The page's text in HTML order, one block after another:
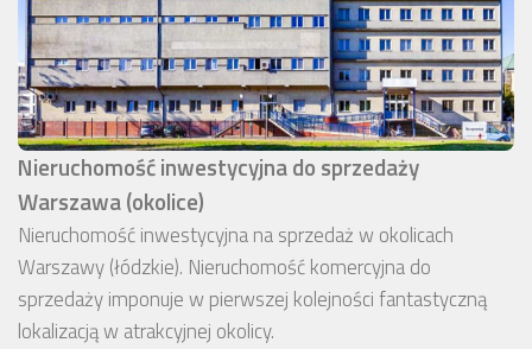
Nieruchomość inwestycyjna do sprzedaży
Warszawa (okolice)
Nieruchomość inwestycyjna na sprzedaż w okolicach
Warszawy (łódzkie). Nieruchomość komercyjna do
sprzedaży imponuje w pierwszej kolejności fantastyczną
lokalizacją w atrakcyjnej okolicy.